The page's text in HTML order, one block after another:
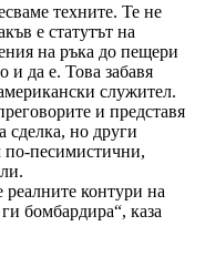
техните. Те не
е статутът на
на ръка до пещери
и да е. Това забавя
служител.
и представя
сделка, но други
по-песимистични,
контури на
бомбардира“, каза